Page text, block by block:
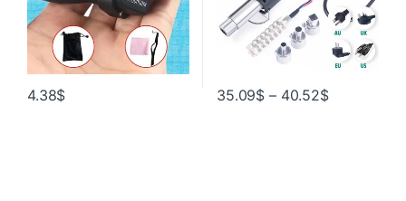
4.38$ 35.09$ – 40.52$